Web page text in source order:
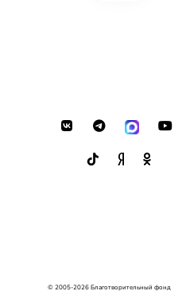
© 2005-2026 Благотворительный фонд